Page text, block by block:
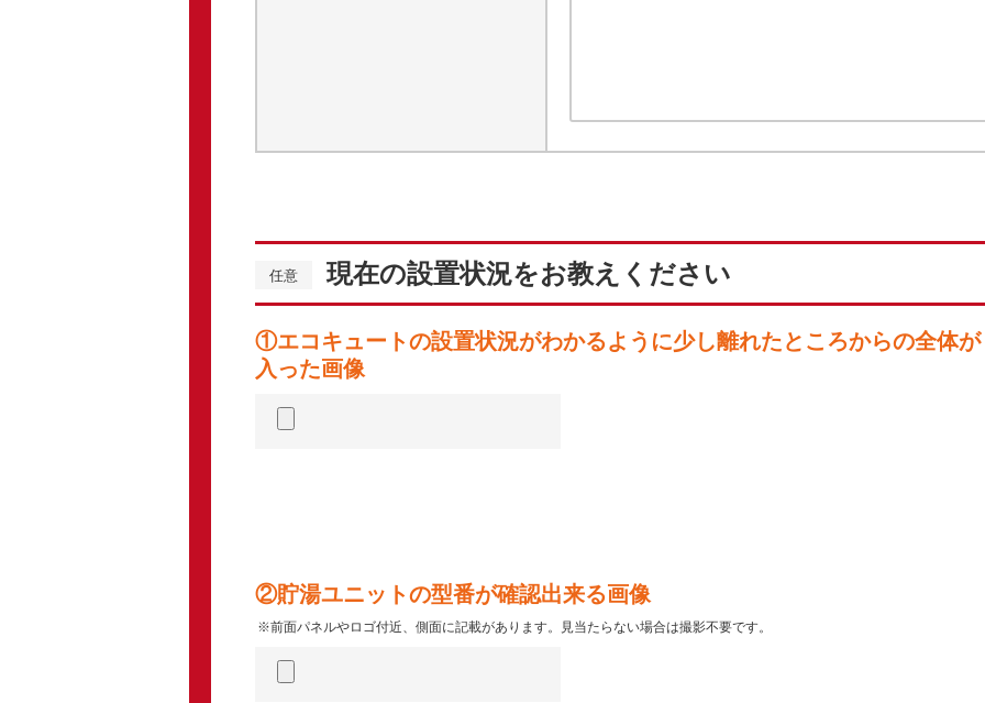
任意 現在の設置状況をお教えください
①エコキュートの設置状況がわかるように少し離れたところからの全体が
入った画像
②貯湯ユニットの型番が確認出来る画像
前面パネルやロゴ付近、側面に記載があります。見当たらない場合は撮影不要です。